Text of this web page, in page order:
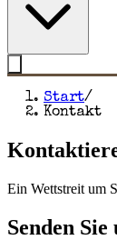
Start/
Kontakt
Ein Wettstreit um
Senden